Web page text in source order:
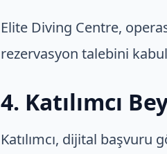
Elite Diving Centre,
rezervasyon talebini
4. Katılımcı
Katılımcı, dijital başvuru